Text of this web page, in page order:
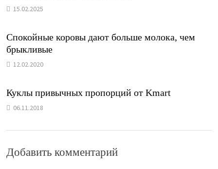
15.02.2025
Спокойные коровы дают больше молока, чем
брыкливые
12.02.2020
Куклы привычных пропорций от Kmart
06.11.2018
Добавить комментарий